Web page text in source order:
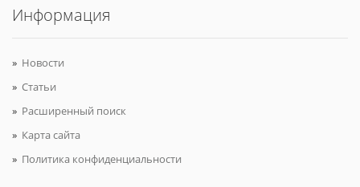
Информация
Новости
Статьи
Расширенный поиск
Карта сайта
Политика конфиденциальности